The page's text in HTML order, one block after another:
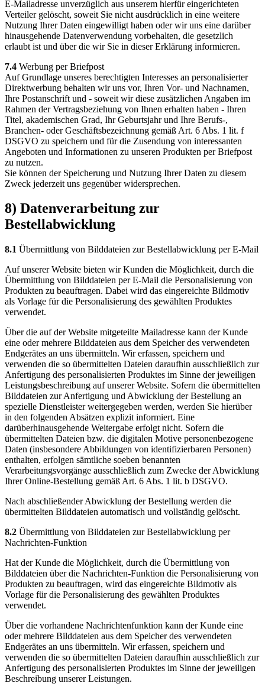
E-Mailadresse unverzüglich aus unserem hierfür eingerichteten
Verteiler gelöscht, soweit Sie nicht ausdrücklich in eine weitere
Nutzung Ihrer Daten eingewilligt haben oder wir uns eine darüber
hinausgehende Datenverwendung vorbehalten, die gesetzlich
erlaubt ist und über die wir Sie in dieser Erklärung informieren.
7.4 Werbung per Briefpost
Auf Grundlage unseres berechtigten Interesses an personalisierter
Direktwerbung behalten wir uns vor, Ihren Vor- und Nachnamen,
Ihre Postanschrift und - soweit wir diese zusätzlichen Angaben im
Rahmen der Vertragsbeziehung von Ihnen erhalten haben - Ihren
Titel, akademischen Grad, Ihr Geburtsjahr und Ihre Berufs-,
Branchen- oder Geschäftsbezeichnung gemäß Art. 6 Abs. 1 lit. f
DSGVO zu speichern und für die Zusendung von interessanten
Angeboten und Informationen zu unseren Produkten per Briefpost
zu nutzen.
Sie können der Speicherung und Nutzung Ihrer Daten zu diesem
Zweck jederzeit uns gegenüber widersprechen.
8) Datenverarbeitung zur
Bestellabwicklung
8.1 Übermittlung von Bilddateien zur Bestellabwicklung per E-Mail
Auf unserer Website bieten wir Kunden die Möglichkeit, durch die
Übermittlung von Bilddateien per E-Mail die Personalisierung von
Produkten zu beauftragen. Dabei wird das eingereichte Bildmotiv
als Vorlage für die Personalisierung des gewählten Produktes
verwendet.
Über die auf der Website mitgeteilte Mailadresse kann der Kunde
eine oder mehrere Bilddateien aus dem Speicher des verwendeten
Endgerätes an uns übermitteln. Wir erfassen, speichern und
verwenden die so übermittelten Dateien daraufhin ausschließlich zur
Anfertigung des personalisierten Produktes im Sinne der jeweiligen
Leistungsbeschreibung auf unserer Website. Sofern die übermittelten
Bilddateien zur Anfertigung und Abwicklung der Bestellung an
spezielle Dienstleister weitergegeben werden, werden Sie hierüber
in den folgenden Absätzen explizit informiert. Eine
darüberhinausgehende Weitergabe erfolgt nicht. Sofern die
übermittelten Dateien bzw. die digitalen Motive personenbezogene
Daten (insbesondere Abbildungen von identifizierbaren Personen)
enthalten, erfolgen sämtliche soeben benannten
Verarbeitungsvorgänge ausschließlich zum Zwecke der Abwicklung
Ihrer Online-Bestellung gemäß Art. 6 Abs. 1 lit. b DSGVO.
Nach abschließender Abwicklung der Bestellung werden die
übermittelten Bilddateien automatisch und vollständig gelöscht.
8.2 Übermittlung von Bilddateien zur Bestellabwicklung per
Nachrichten-Funktion
Hat der Kunde die Möglichkeit, durch die Übermittlung von
Bilddateien über die Nachrichten-Funktion die Personalisierung von
Produkten zu beauftragen, wird das eingereichte Bildmotiv als
Vorlage für die Personalisierung des gewählten Produktes
verwendet.
Über die vorhandene Nachrichtenfunktion kann der Kunde eine
oder mehrere Bilddateien aus dem Speicher des verwendeten
Endgerätes an uns übermitteln. Wir erfassen, speichern und
verwenden die so übermittelten Dateien daraufhin ausschließlich zur
Anfertigung des personalisierten Produktes im Sinne der jeweiligen
Beschreibung unserer Leistungen.